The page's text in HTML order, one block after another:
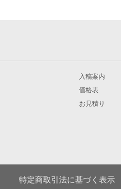
入稿案内
価格表
お見積り
特定商取引法に基づく表示